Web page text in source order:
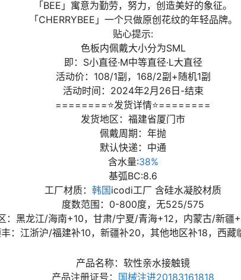
「BEE」寓意为勤劳，努力，创造美好的象征。
「CHERRYBEE」一个只做原创花纹的年轻品牌。
贴心提示:
色板内佩戴大小分为SML
即：S小直径·M中等直径·L大直径
活动价：108/1副，168/2副+随机1副
活动时间：2024年2月26日-结束
========⭐发货详情⭐========
发货地区：福建省厦门市
佩戴周期：年抛
默认快递：中通
含水量:38%
基弧BC:8.6
工厂材质： 韩国icodi工厂 含硅水凝胶材质
度数范围：0-800度，无525/575
：黑龙江/海南+10，甘肃/宁夏/青海+12，内蒙古/新疆
：江浙沪/福建补10，新疆补20，其他地区补18，西藏
产品名称：软性亲水接触镜
产品注册证号： 国械注进20183161818